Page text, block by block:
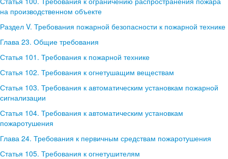
на производственном объекте
Раздел V. Требования пожарной безопасности к пожарной технике
Глава 23. Общие требования
Статья 101. Требования к пожарной технике
Статья 102. Требования к огнетушащим веществам
Статья 103. Требования к автоматическим установкам пожарной
сигнализации
Статья 104. Требования к автоматическим установкам
пожаротушения
Глава 24. Требования к первичным средствам пожаротушения
Статья 105. Требования к огнетушителям